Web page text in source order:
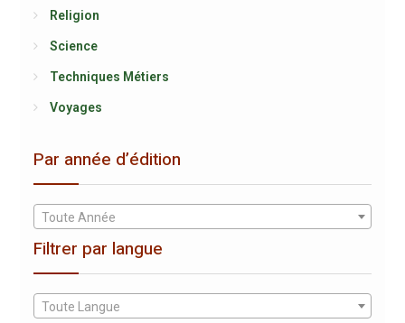
Religion
Science
Techniques Métiers
Voyages
Par année d’édition
Toute Année
Filtrer par langue
Toute Langue